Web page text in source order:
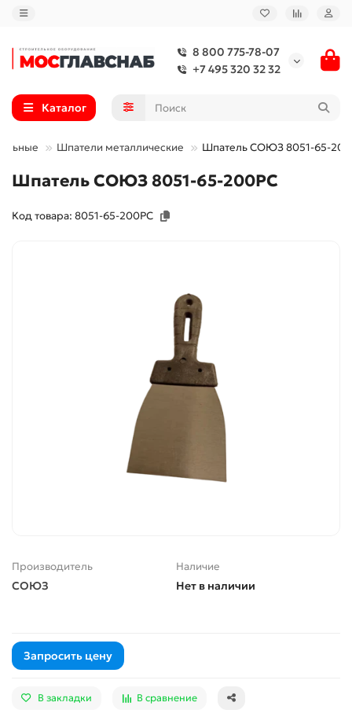
8 800 775-78-07
+7 495 320 32 32
Каталог
Шпатели металлические Шпатель СОЮЗ 8051-65-
Шпатель СОЮЗ 8051-65-200PC
Код товара: 8051-65-200PC
Производитель
СОЮЗ
Наличие
Нет в наличии
Запросить цену
В закладки В сравнение